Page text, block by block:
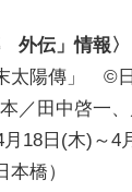
外伝」情報〉
太陽傳」 ©
／田中啓一
18日(木)～4
橋）